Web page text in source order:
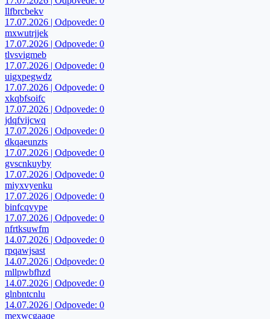
llfbrcbekv
17.07.2026 | Odpovede: 0
mxwutrjjek
17.07.2026 | Odpovede: 0
tlvsvigmeb
17.07.2026 | Odpovede: 0
uigxpegwdz
17.07.2026 | Odpovede: 0
xkqbfsoifc
17.07.2026 | Odpovede: 0
jdqfvijcwq
17.07.2026 | Odpovede: 0
dkqaeunzts
17.07.2026 | Odpovede: 0
gvscnkuyby
17.07.2026 | Odpovede: 0
miyxvyenku
17.07.2026 | Odpovede: 0
binfcqvype
17.07.2026 | Odpovede: 0
nfrtksuwfm
14.07.2026 | Odpovede: 0
rpqawjsast
14.07.2026 | Odpovede: 0
mllpwbfhzd
14.07.2026 | Odpovede: 0
glnbntcnlu
14.07.2026 | Odpovede: 0
mexwcgaaqe